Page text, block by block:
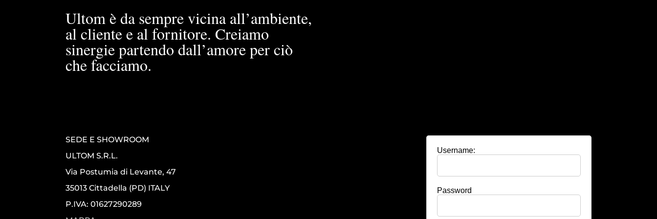
Ultom è da sempre vicina all’ambiente,
al cliente e al fornitore. Creiamo
sinergie partendo dall’amore per ciò
che facciamo.
SEDE E SHOWROOM
ULTOM S.R.L.
Via Postumia di Levante, 47
35013 Cittadella (PD) ITALY
P.IVA: 01627290289
Username:
Password